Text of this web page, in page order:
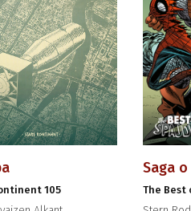
105
Saga
The Best